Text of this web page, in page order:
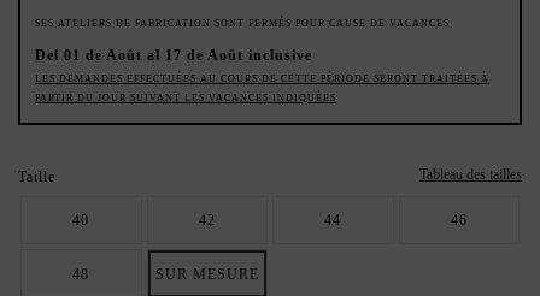
SES ATELIERS DE FABRICATION SONT FERMÉS POUR CAUSE DE VACANCES
Del 01 de Août al 17 de Août inclusive
LES DEMANDES EFFECTUÉES AU COURS DE CETTE PÉRIODE SERONT TRAITÉES À
PARTIR DU JOUR SUIVANT LES VACANCES INDIQUÉES
Taille Tableau des tailles
40 42 44 46
48 SUR MESURE